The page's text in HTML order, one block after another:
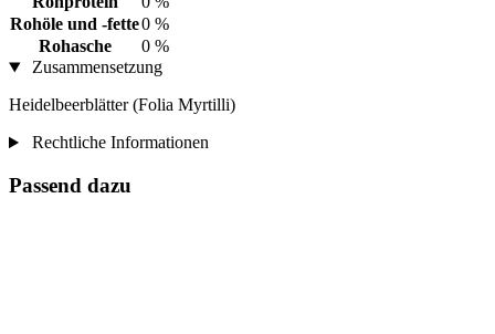
Rohöle und -fette0 %
Rohasche
0 %
Zusammensetzung
Heidelbeerblätter (Folia Myrtilli)
Rechtliche Informationen
Passend dazu